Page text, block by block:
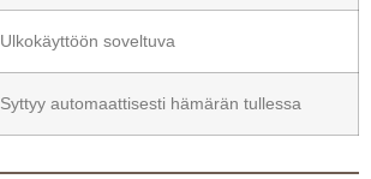
Ulkokäyttöön soveltuva
Syttyy automaattisesti hämärän tullessa